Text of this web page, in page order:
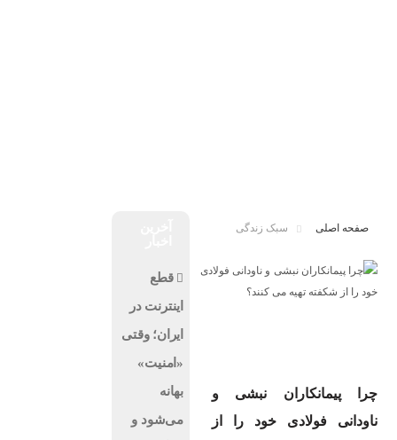
صفحه اصلی سبک زندگی
چرا پیمانکاران نبشی و
ناودانی فولادی خود را از
قطع
اینترنت در
ایران؛ وقتی
«امنیت»
بهانه
می‌شود و